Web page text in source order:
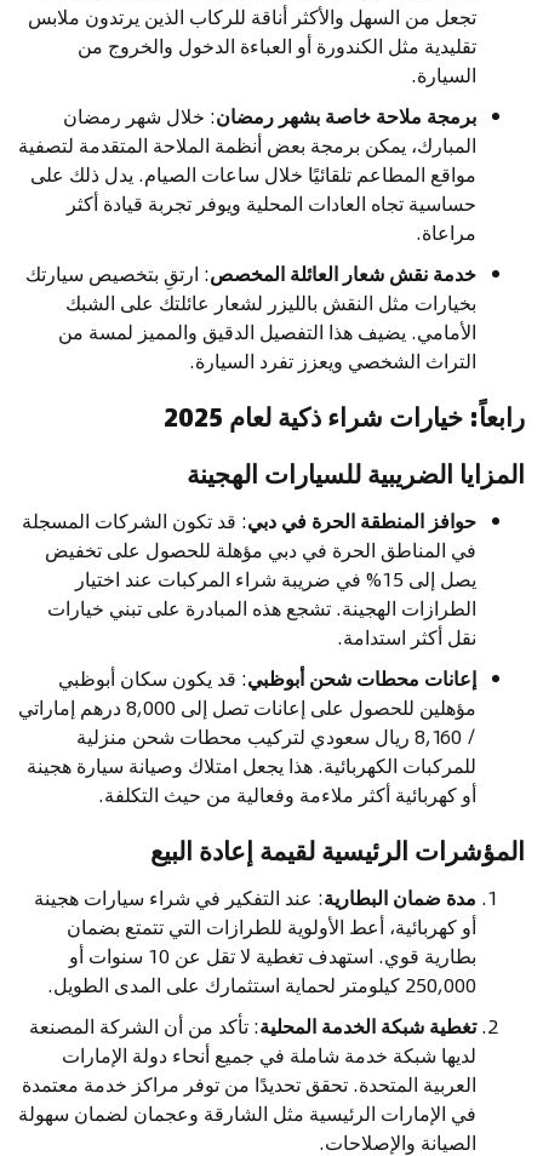
تجعل من السهل والأكثر أناقة للركاب الذين يرتدون ملابس
تقليدية مثل الكندورة أو العباءة الدخول والخروج من
السيارة.
برمجة ملاحة خاصة بشهر رمضان: خلال شهر رمضان
المبارك، يمكن برمجة بعض أنظمة الملاحة المتقدمة لتصفية
مواقع المطاعم تلقائيًا خلال ساعات الصيام. يدل ذلك على
حساسية تجاه العادات المحلية ويوفر تجربة قيادة أكثر
مراعاة.
خدمة نقش شعار العائلة المخصص: ارتقِ بتخصيص سيارتك
بخيارات مثل النقش بالليزر لشعار عائلتك على الشبك
الأمامي. يضيف هذا التفصيل الدقيق والمميز لمسة من
التراث الشخصي ويعزز تفرد السيارة.
رابعاً: خيارات شراء ذكية لعام 2025
المزايا الضريبية للسيارات الهجينة
حوافز المنطقة الحرة في دبي: قد تكون الشركات المسجلة
في المناطق الحرة في دبي مؤهلة للحصول على تخفيض
يصل إلى 15% في ضريبة شراء المركبات عند اختيار
الطرازات الهجينة. تشجع هذه المبادرة على تبني خيارات
نقل أكثر استدامة.
إعانات محطات شحن أبوظبي: قد يكون سكان أبوظبي
مؤهلين للحصول على إعانات تصل إلى 8,000 درهم إماراتي
/ 8,160 ريال سعودي لتركيب محطات شحن منزلية
للمركبات الكهربائية. هذا يجعل امتلاك وصيانة سيارة هجينة
أو كهربائية أكثر ملاءمة وفعالية من حيث التكلفة.
المؤشرات الرئيسية لقيمة إعادة البيع
مدة ضمان البطارية: عند التفكير في شراء سيارات هجينة
أو كهربائية، أعط الأولوية للطرازات التي تتمتع بضمان
بطارية قوي. استهدف تغطية لا تقل عن 10 سنوات أو
250,000 كيلومتر لحماية استثمارك على المدى الطويل.
تغطية شبكة الخدمة المحلية: تأكد من أن الشركة المصنعة
لديها شبكة خدمة شاملة في جميع أنحاء دولة الإمارات
العربية المتحدة. تحقق تحديدًا من توفر مراكز خدمة معتمدة
في الإمارات الرئيسية مثل الشارقة وعجمان لضمان سهولة
الصيانة والإصلاحات.